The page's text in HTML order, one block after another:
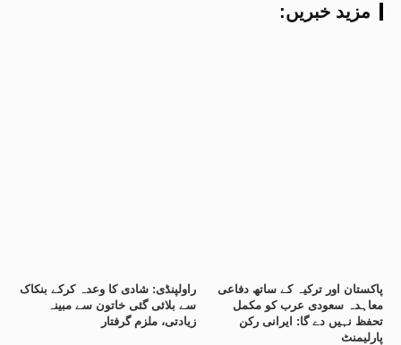
:مزید خبریں
راولپنڈی: شادی کا وعدہ کرکے بنکاک
سے بلائی گئی خاتون سے مبینہ
زیادتی، ملزم گرفتار
پاکستان اور ترکیہ کے ساتھ دفاعی
معاہدہ سعودی عرب کو مکمل
تحفظ نہیں دے گا: ایرانی رکن
پارلیمنٹ